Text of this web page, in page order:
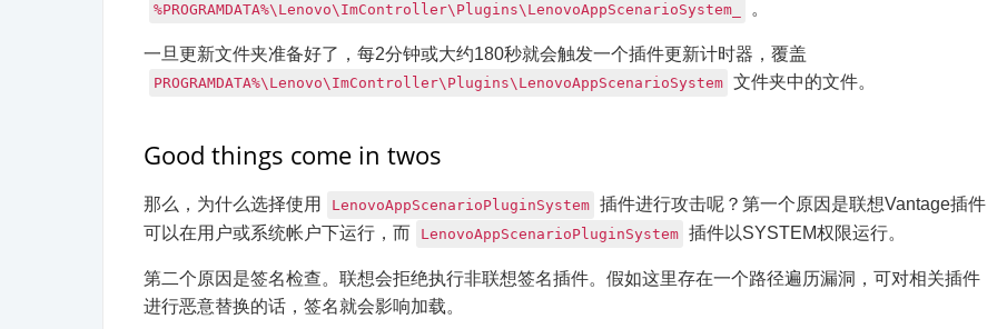
%PROGRAMDATA%\Lenovo\ImController\Plugins\LenovoAppScenarioSystem_ 。
一旦更新文件夹准备好了，每2分钟或大约180秒就会触发一个插件更新计时器，覆盖
PROGRAMDATA%\Lenovo\ImController\Plugins\LenovoAppScenarioSystem 文件夹中的文件。
Good things come in twos
那么，为什么选择使用 LenovoAppScenarioPluginSystem 插件进行攻击呢？第一个原因是联想Vantage插件
可以在用户或系统帐户下运行，而
LenovoAppScenarioPluginSystem 插件以SYSTEM权限运行。
第二个原因是签名检查。联想会拒绝执行非联想签名插件。假如这里存在一个路径遍历漏洞，可对相关插件
进行恶意替换的话，签名就会影响加载。